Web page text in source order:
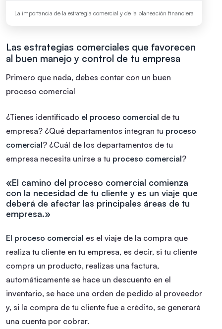
La importancia de la estrategia comercial y de la planeación financiera
Las estrategias comerciales que favorecen
al buen manejo y control de tu empresa
Primero que nada, debes contar con un buen
proceso comercial
¿Tienes identificado el proceso comercial de tu
empresa? ¿Qué departamentos integran tu proceso
comercial? ¿Cuál de los departamentos de tu
empresa necesita unirse a tu proceso comercial?
«El camino del proceso comercial comienza
con la necesidad de tu cliente y es un viaje que
deberá de afectar las principales áreas de tu
empresa.»
El proceso comercial es el viaje de la compra que
realiza tu cliente en tu empresa, es decir, si tu cliente
compra un producto, realizas una factura,
automáticamente se hace un descuento en el
inventario, se hace una orden de pedido al proveedor
y, si la compra de tu cliente fue a crédito, se generará
una cuenta por cobrar.